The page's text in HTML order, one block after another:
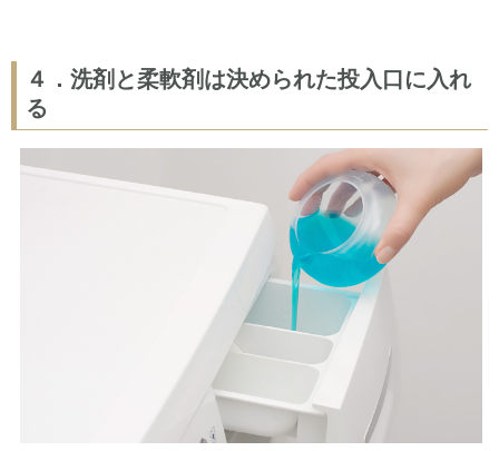
４．洗剤と柔軟剤は決められた投入口に入れ
る